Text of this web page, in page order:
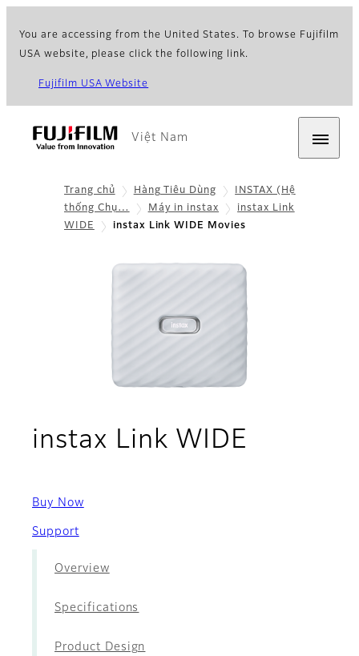
You are accessing from the United States. To browse Fujifilm
USA website, please click the following link.
Fujifilm USA Website
Việt Nam
Trang chủ Hàng Tiêu Dùng
INSTAX (Hệ
thống Chụ…
Máy in instax
instax Link
WIDE
instax Link WIDE Movies
instax Link WIDE
Buy Now
Support
Overview
Specifications
Product Design